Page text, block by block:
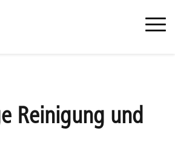
Reinigung und